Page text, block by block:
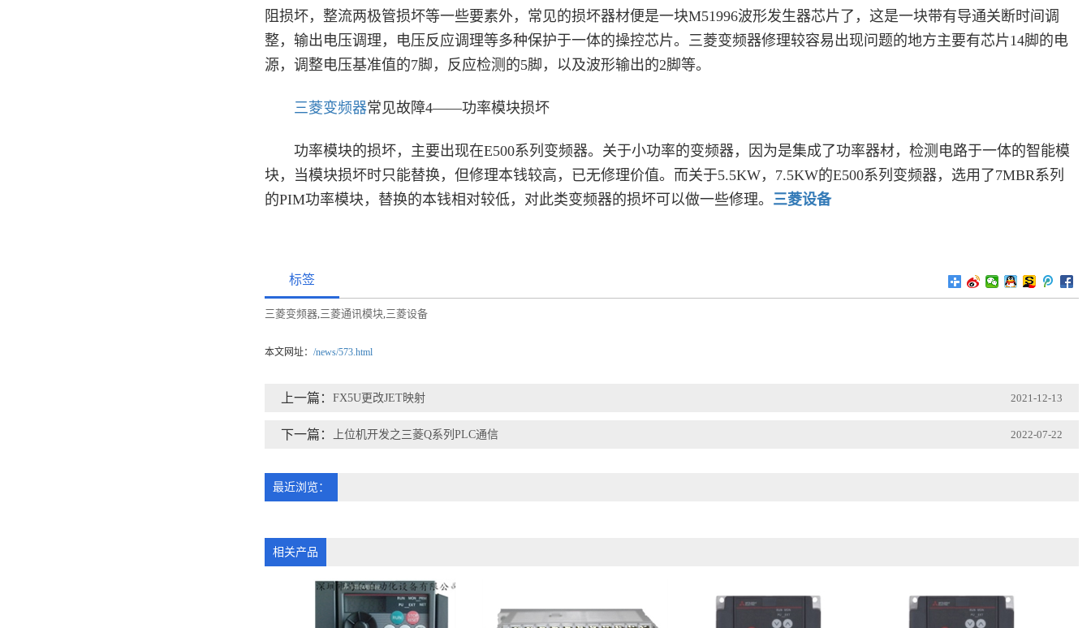
阻损坏，整流两极管损坏等一些要素外，常见的损坏器材便是一块M51996波形发生器芯片了，这是一块带有导通关断时间调
整，输出电压调理，电压反应调理等多种保护于一体的操控芯片。三菱变频器修理较容易出现问题的地方主要有芯片14脚的电
源，调整电压基准值的7脚，反应检测的5脚，以及波形输出的2脚等。
三菱变频器常见故障4——功率模块损坏
功率模块的损坏，主要出现在E500系列变频器。关于小功率的变频器，因为是集成了功率器材，检测电路于一体的智能模
块，当模块损坏时只能替换，但修理本钱较高，已无修理价值。而关于5.5KW，7.5KW的E500系列变频器，选用了7MBR系列
的PIM功率模块，替换的本钱相对较低，对此类变频器的损坏可以做一些修理。 三菱设备
标签
三菱变频器,三菱通讯模块,三菱设备
本文网址：/news/573.html
上一篇：FX5U更改JET映射 2021-12-13
下一篇： 上位机开发之三菱Q系列PLC通信 2022-07-22
最近浏览：
相关产品